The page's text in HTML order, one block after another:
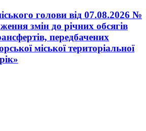
голови від 07.08.2026 №
змін до річних обсягів
передбачених
міської територіальної